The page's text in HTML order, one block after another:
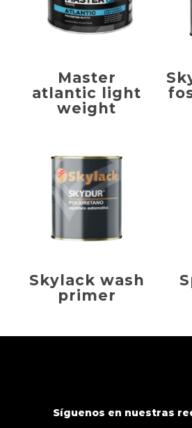
Master
atlantic light
weight
Skylack wash
primer
Síguenos en nuestras